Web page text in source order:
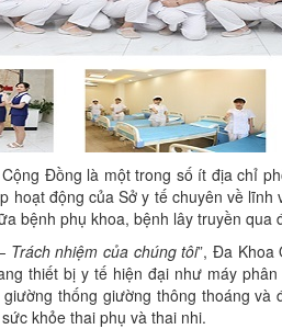
Đồng là một trong số ít địa chỉ
hoạt động của Sở y tế chuyên về
bệnh phụ khoa, bệnh lây truyền
Trách nhiệm của chúng tôi”, Đa Khoa
thiết bị y tế hiện đại như máy
thống giường thông thoáng và
khỏe thai phụ và thai nhi.